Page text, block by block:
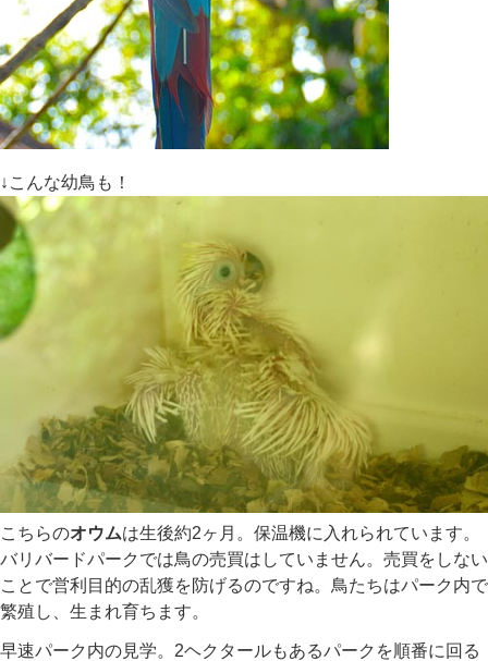
↓こんな幼鳥も！
こちらのオウムは生後約2ヶ月。保温機に入れられています。
バリバードパークでは鳥の売買はしていません。売買をしない
ことで営利目的の乱獲を防げるのですね。鳥たちはパーク内で
繁殖し、生まれ育ちます。
早速パーク内の見学。2ヘクタールもあるパークを順番に回る